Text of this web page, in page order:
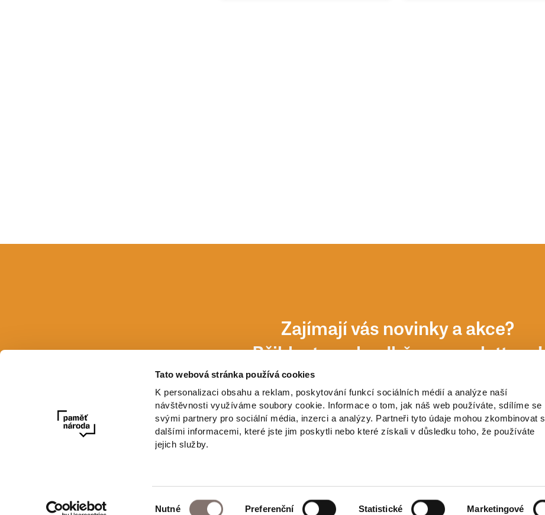
Tato webová stránka používá cookies
K personalizaci obsahu a reklam, poskytování funkcí sociálních médií a analýze naší
návštěvnosti využíváme soubory cookie. Informace o tom, jak náš web používáte, sdílíme se
svými partnery pro sociální média, inzerci a analýzy. Partneři tyto údaje mohou zkombinovat s
dalšími informacemi, které jste jim poskytli nebo které získali v důsledku toho, že používáte
jejich služby.
Nutné Preferenční Statistické Marketingové
Zajímají vás novinky a akce?
Přihlaste se k odběru newsletteru!
E-mail